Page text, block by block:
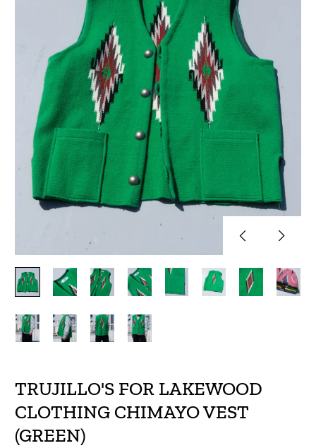
PreviousNext
TRUJILLO'S FOR LAKEWOOD
CLOTHING CHIMAYO VEST
(GREEN)